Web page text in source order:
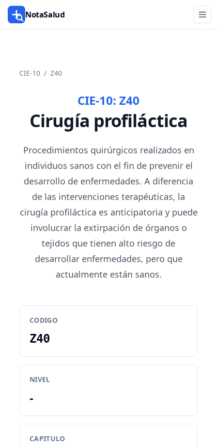
NotaSalud
CIE-10 / Z40
CIE-10: Z40
Cirugía profiláctica
Procedimientos quirúrgicos realizados en
individuos sanos con el fin de prevenir el
desarrollo de enfermedades. A diferencia
de las intervenciones terapéuticas, la
cirugía profiláctica es anticipatoria y puede
involucrar la extirpación de órganos o
tejidos que tienen alto riesgo de
desarrollar enfermedades, pero que
actualmente están sanos.
CODIGO
Z40
NIVEL
-
CAPITULO